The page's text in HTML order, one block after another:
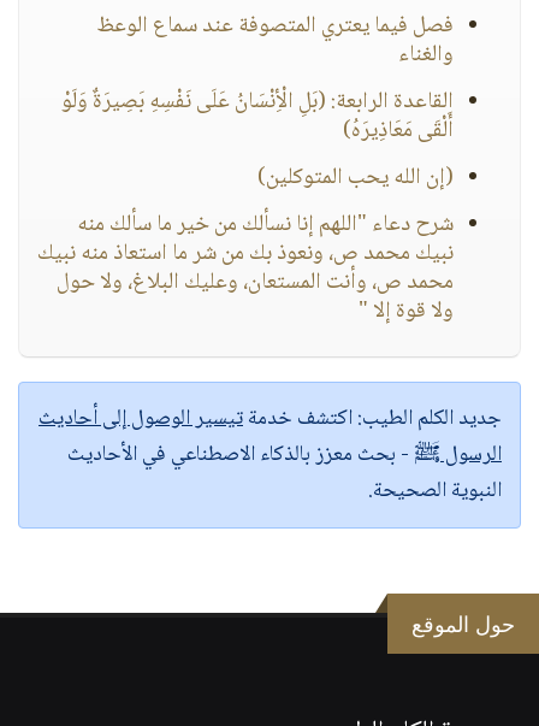
فصل فيما يعتري المتصوفة عند سماع الوعظ
والغناء
القاعدة الرابعة: (بَلِ الْأِنْسَانُ عَلَى نَفْسِهِ بَصِيرَةٌ وَلَوْ
أَلْقَى مَعَاذِيرَهُ)
(إن الله يحب المتوكلين)
شرح دعاء "اللهم إنا نسألك من خير ما سألك منه
نبيك محمد ص، ونعوذ بك من شر ما استعاذ منه نبيك
محمد ص، وأنت المستعان، وعليك البلاغ، ولا حول
ولا قوة إلا "
جديد الكلم الطيب:اكتشف خدمةتيسير الوصول إلى أحاديث
الرسول ﷺ - بحث معزز بالذكاء الاصطناعي في الأحاديث
النبوية الصحيحة.
حول الموقع